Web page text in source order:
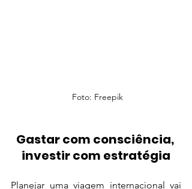
Foto: Freepik
Gastar com consciência,
investir com estratégia
Planejar uma viagem internacional vai